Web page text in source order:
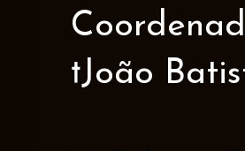
†João